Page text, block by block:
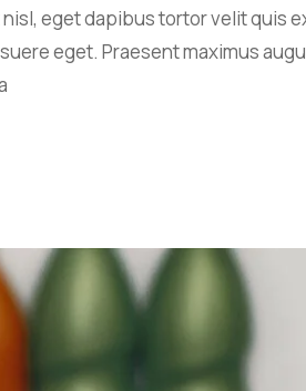
eget dapibus tortor velit quis
eget. Praesent maximus